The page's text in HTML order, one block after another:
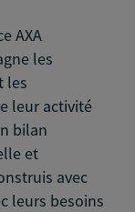
AXA
les
les
leur activité
bilan
et
avec
leurs besoins